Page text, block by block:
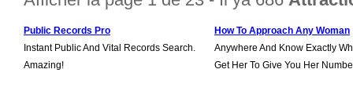
Public Records Pro
Instant Public And Vital Records Search.
Amazing!
How To Approach Any Woman
Anywhere And Know Exactly
Get Her To Give You Her Numbe